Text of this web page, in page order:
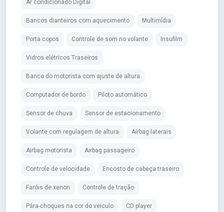
Ar condicionado Digital
Bancos dianteiros com aquecimento Multimídia
Porta copos Controle de som no volante Insufilm
Vidros elétricos Traseiros
Banco do motorista com ajuste de altura
Computador de bordo Piloto automático
Sensor de chuva Sensor de estacionamento
Volante com regulagem de altura Airbag laterais
Airbag motorista Airbag passageiro
Controle de velocidade Encosto de cabeça traseiro
Faróis de xenon Controle de tração
Pára-choques na cor do veiculo CD player